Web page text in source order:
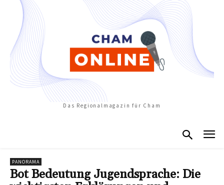
Das Regionalmagazin für Cham
PANORAMA
Bot Bedeutung Jugendsprache: Die